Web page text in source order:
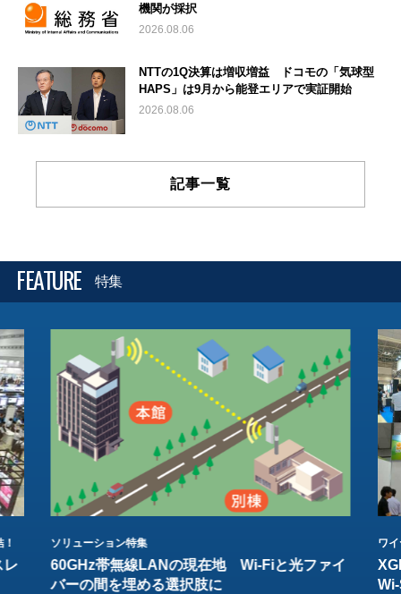
機関が採択
2026.08.06
NTTの1Q決算は増収増益 ドコモの「気球型
HAPS」は9月から能登エリアで実証開始
2026.08.06
記事一覧
FEATURE 特集
レ
ソリューション特集
60GHz帯無線LANの現在地 Wi-Fiと光ファイ
バーの間を埋める選択肢に
ワ